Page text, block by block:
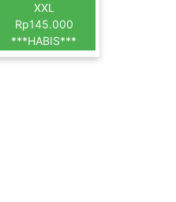
XXL
Rp145.000
***HABIS***